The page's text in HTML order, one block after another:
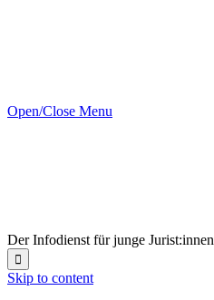
Open/Close Menu
Der Infodienst für junge Jurist:innen

Skip to content